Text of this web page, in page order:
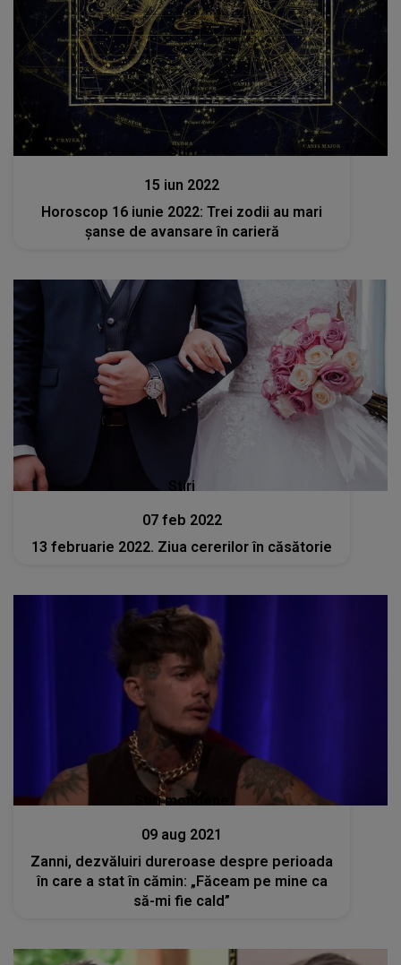
Stiri
15 iun 2022
Horoscop 16 iunie 2022: Trei zodii au mari
șanse de avansare în carieră
Stiri
07 feb 2022
13 februarie 2022. Ziua cererilor în căsătorie
Stiri mondene
09 aug 2021
Zanni, dezvăluiri dureroase despre perioada
în care a stat în cămin: „Făceam pe mine ca
să-mi fie cald”